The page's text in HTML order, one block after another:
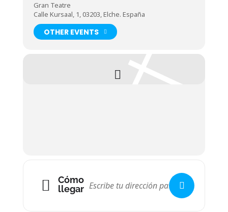
Gran Teatre
Calle Kursaal, 1, 03203, Elche. España
OTHER EVENTS
Cómo
llegar